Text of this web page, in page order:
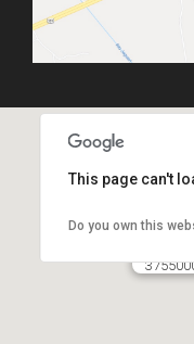
Frios
Av.
This page can't
Do you own this